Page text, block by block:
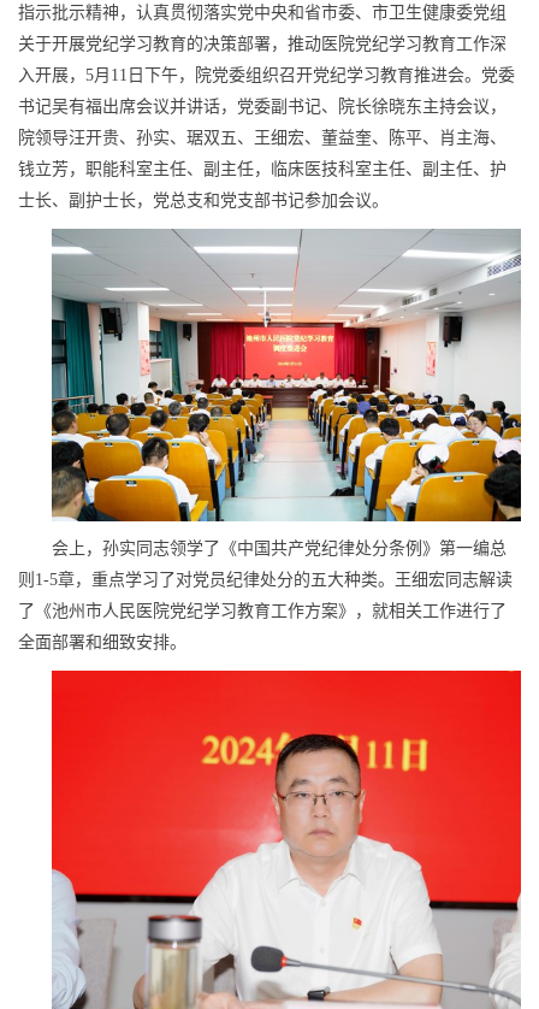
指示批示精神，认真贯彻落实党中央和省市委、市卫生健康委党组
关于开展党纪学习教育的决策部署，推动医院党纪学习教育工作深
入开展，5月11日下午，院党委组织召开党纪学习教育推进会。党委
书记吴有福出席会议并讲话，党委副书记、院长徐晓东主持会议，
院领导汪开贵、孙实、琚双五、王细宏、董益奎、陈平、肖主海、
钱立芳，职能科室主任、副主任，临床医技科室主任、副主任、护
士长、副护士长，党总支和党支部书记参加会议。
会上，孙实同志领学了《中国共产党纪律处分条例》第一编总
则1-5章，重点学习了对党员纪律处分的五大种类。王细宏同志解读
了《池州市人民医院党纪学习教育工作方案》，就相关工作进行了
全面部署和细致安排。